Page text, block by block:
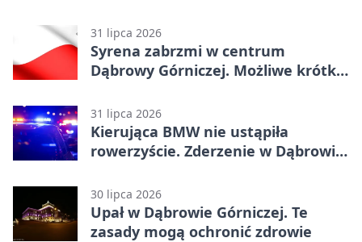
31 lipca 2026
Syrena zabrzmi w centrum
Dąbrowy Górniczej. Możliwe krótkie
31 lipca 2026
Kierująca BMW nie ustąpiła
rowerzyście. Zderzenie w Dąbrowie
30 lipca 2026
Upał w Dąbrowie Górniczej. Te
zasady mogą ochronić zdrowie